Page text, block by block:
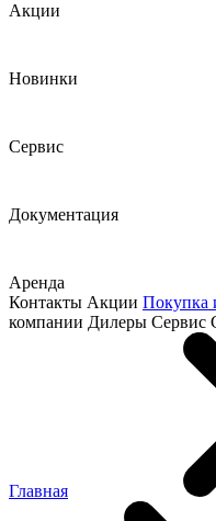
Акции
Новинки
Сервис
Документация
Аренда
Контакты Акции Покупка
компании Дилеры Сервис
Главная